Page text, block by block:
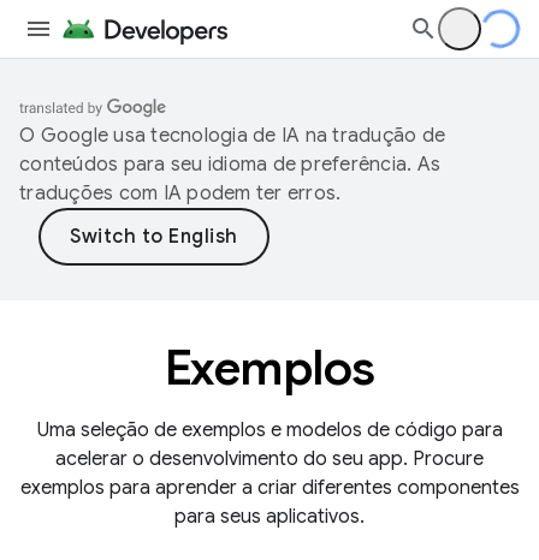
O Google usa tecnologia de IA na tradução de
conteúdos para seu idioma de preferência. As
traduções com IA podem ter erros.
Exemplos
Uma seleção de exemplos e modelos de código para
acelerar o desenvolvimento do seu app. Procure
exemplos para aprender a criar diferentes componentes
para seus aplicativos.